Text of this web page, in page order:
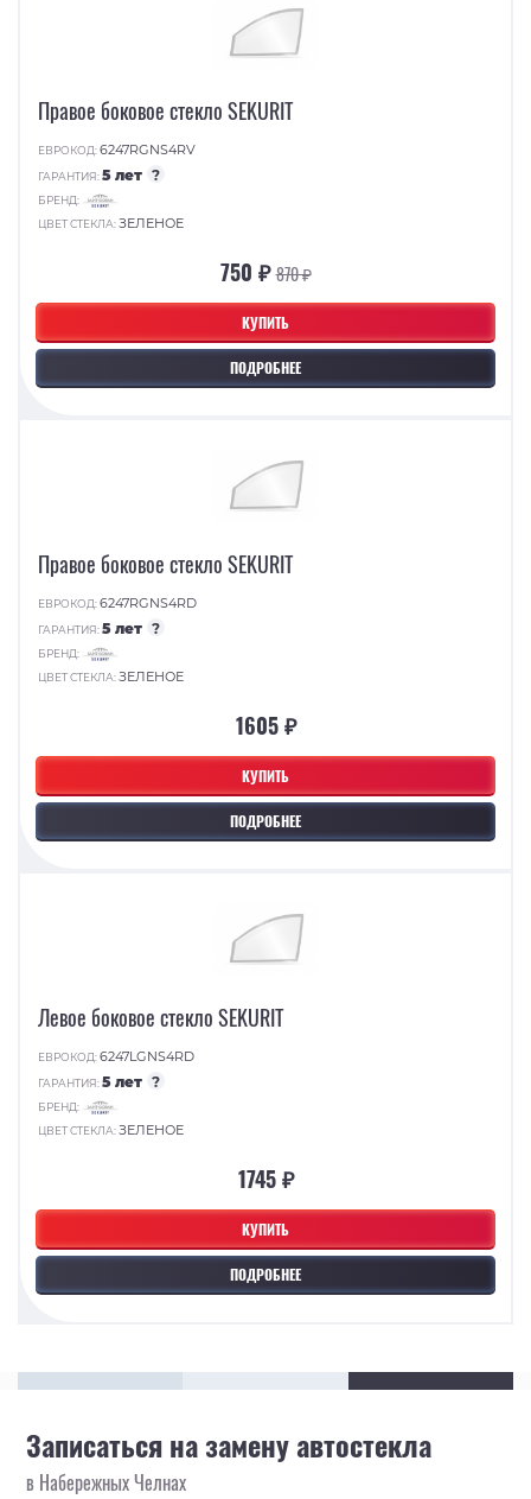
КУПИТЬ
ПОДРОБНЕЕ
Правое боковое стекло SEKURIT
ЕВРОКОД:6247RGNS4RV
ГАРАНТИЯ:5 лет ?
БРЕНД:
ЦВЕТ СТЕКЛА:ЗЕЛЕНОЕ
750 ₽870 ₽
КУПИТЬ
ПОДРОБНЕЕ
Правое боковое стекло SEKURIT
ЕВРОКОД:6247RGNS4RD
ГАРАНТИЯ:5 лет ?
БРЕНД:
ЦВЕТ СТЕКЛА:ЗЕЛЕНОЕ
1605 ₽
КУПИТЬ
ПОДРОБНЕЕ
Левое боковое стекло SEKURIT
ЕВРОКОД:6247LGNS4RD
ГАРАНТИЯ:5 лет ?
БРЕНД:
ЦВЕТ СТЕКЛА:ЗЕЛЕНОЕ
1745 ₽
Записаться на замену автостекла
в Набережных Челнах